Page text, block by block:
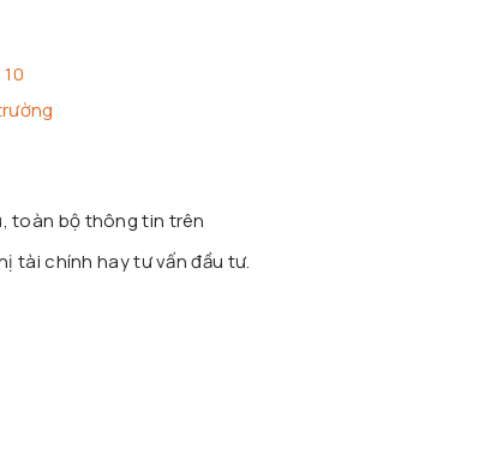
toàn bộ thông tin trên
tài chính hay tư vấn đầu tư.